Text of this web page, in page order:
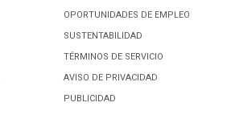
OPORTUNIDADES DE EMPLEO
SUSTENTABILIDAD
TÉRMINOS DE SERVICIO
AVISO DE PRIVACIDAD
PUBLICIDAD